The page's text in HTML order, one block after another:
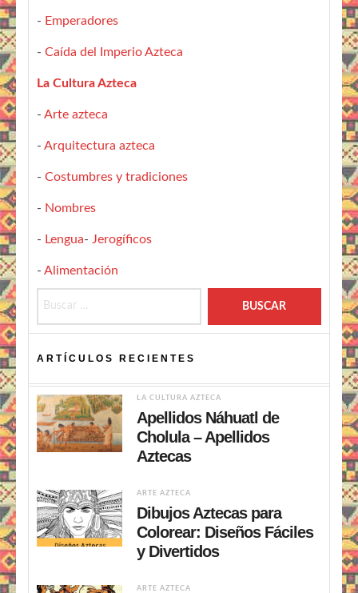
- Emperadores
- Caída del Imperio Azteca
La Cultura Azteca
- Arte azteca
- Arquitectura azteca
- Costumbres y tradiciones
- Nombres
- Lengua- Jerogíficos
- Alimentación
ARTÍCULOS RECIENTES
LA CULTURA AZTECA
Apellidos Náhuatl de
Cholula – Apellidos
Aztecas
ARTE AZTECA
Dibujos Aztecas para
Colorear: Diseños Fáciles
y Divertidos
ARTE AZTECA